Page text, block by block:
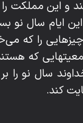
و اين مملكت
ايام سال نو
را كه
كه هستند
خداوند سال نو
كند.